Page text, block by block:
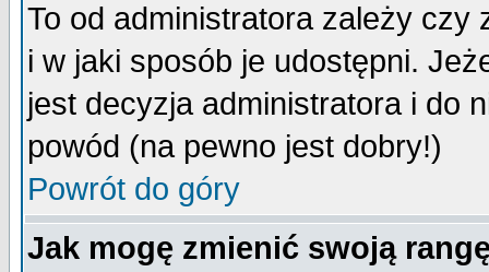
To od administratora zależy czy
i w jaki sposób je udostępni.
jest decyzja administratora i do
powód (na pewno jest dobry!)
Powrót do góry
Jak mogę zmienić swoją